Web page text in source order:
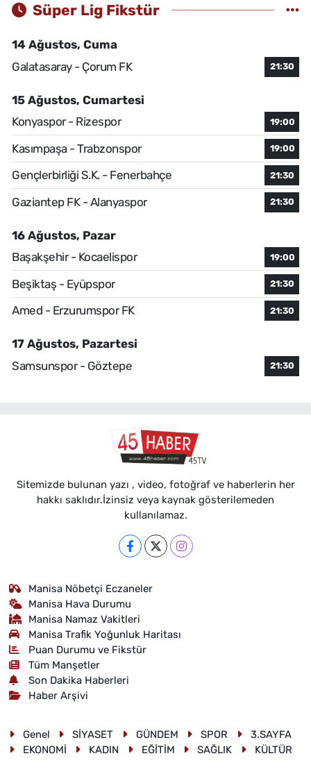
Süper Lig Fikstür
14 Ağustos, Cuma
Galatasaray - Çorum FK
21:30
15 Ağustos, Cumartesi
Konyaspor - Rizespor
19:00
Kasımpaşa - Trabzonspor 19:00
Gençlerbirliği S.K. - Fenerbahçe 21:30
Gaziantep FK - Alanyaspor 21:30
16 Ağustos, Pazar
Başakşehir - Kocaelispor
19:00
Beşiktaş - Eyüpspor 21:30
Amed - Erzurumspor FK 21:30
17 Ağustos, Pazartesi
Samsunspor - Göztepe
21:30
Sitemizde bulunan yazı , video, fotoğraf ve haberlerin her
hakkı saklıdır.İzinsiz veya kaynak gösterilemeden
kullanılamaz.
Manisa Nöbetçi Eczaneler
Manisa Hava Durumu
Manisa Namaz Vakitleri
Manisa Trafik Yoğunluk Haritası
Puan Durumu ve Fikstür
Tüm Manşetler
Son Dakika Haberleri
Haber Arşivi
Genel SİYASET GÜNDEM SPOR
3.SAYFA
EKONOMİ
KADIN EĞİTİM SAĞLIK KÜLTÜR